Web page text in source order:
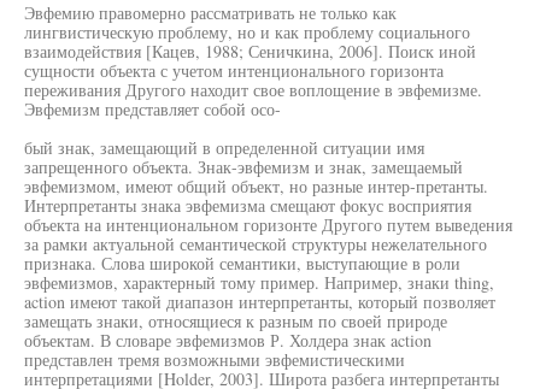
Эвфемию правомерно рассматривать не только как
лингвистическую проблему, но и как проблему социального
взаимодействия [Кацев, 1988; Сеничкина, 2006]. Поиск иной
сущности объекта с учетом интенционального горизонта
переживания Другого находит свое воплощение в эвфемизме.
Эвфемизм представляет собой осо-
бый знак, замещающий в определенной ситуации имя
запрещенного объекта. Знак-эвфемизм и знак, замещаемый
эвфемизмом, имеют общий объект, но разные интер-претанты.
Интерпретанты знака эвфемизма смещают фокус восприятия
объекта на интенциональном горизонте Другого путем выведения
за рамки актуальной семантической структуры нежелательного
признака. Слова широкой семантики, выступающие в роли
эвфемизмов, характерный тому пример. Например, знаки thing,
action имеют такой диапазон интерпретанты, который позволяет
замещать знаки, относящиеся к разным по своей природе
объектам. В словаре эвфемизмов Р. Холдера знак action
представлен тремя возможными эвфемистическими
интерпретациями [Holder, 2003]. Широта разбега интерпретанты